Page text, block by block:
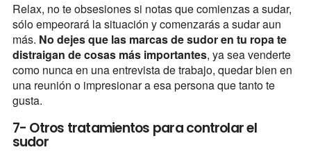
Relax, no te obsesiones si notas que comienzas a sudar,
sólo empeorará la situación y comenzarás a sudar aun
más. No dejes que las marcas de sudor en tu ropa te
distraigan de cosas más importantes, ya sea venderte
como nunca en una entrevista de trabajo, quedar bien en
una reunión o impresionar a esa persona que tanto te
gusta.
7- Otros tratamientos para controlar el
sudor